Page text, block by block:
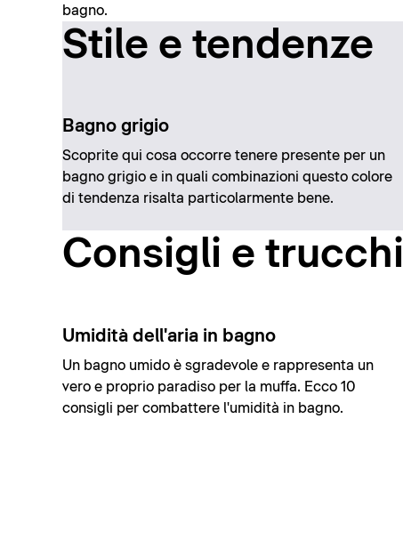
bagno.
Stile e tendenze
Bagno grigio
Scoprite qui cosa occorre tenere presente per un
bagno grigio e in quali combinazioni questo colore
di tendenza risalta particolarmente bene.
Consigli e trucchi
Umidità dell'aria in bagno
Un bagno umido è sgradevole e rappresenta un
vero e proprio paradiso per la muffa. Ecco 10
consigli per combattere l'umidità in bagno.